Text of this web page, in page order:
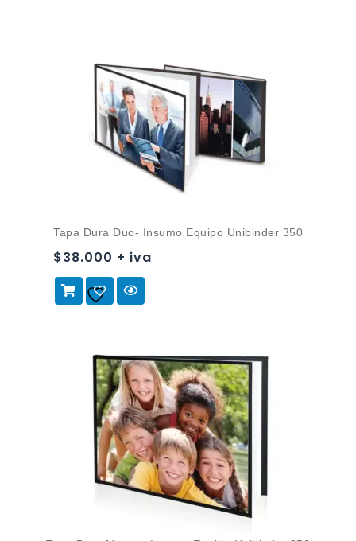
Tapa Dura Duo- Insumo Equipo Unibinder 350
$38.000 + iva